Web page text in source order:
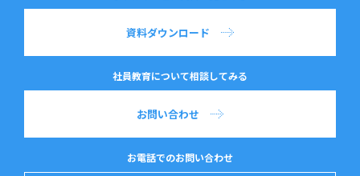
資料ダウンロード
社員教育について相談してみる
お問い合わせ
お電話でのお問い合わせ